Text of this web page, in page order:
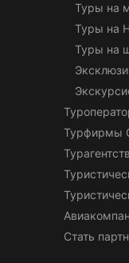
Туры на
Туры на
Туры на
Турфирмы
Стать